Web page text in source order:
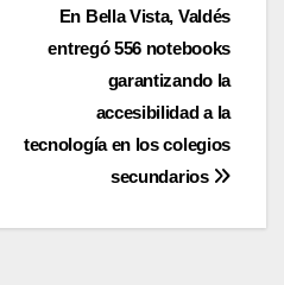
En Bella Vista, Valdés
entregó 556 notebooks
garantizando la
accesibilidad a la
tecnología en los colegios
secundarios